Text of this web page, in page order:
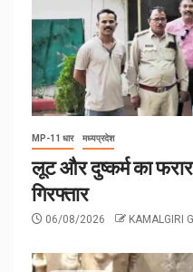
MP-11 धार मध्यप्रदेश
लूट और दुष्कर्म का फरार
गिरफ्तार
06/08/2026 KAMALGIRI